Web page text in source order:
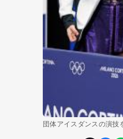
団体アイスダンスの演技